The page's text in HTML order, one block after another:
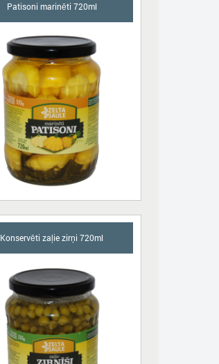
Patisoni marinēti 720ml
Konservēti zaļie zirņi 720ml